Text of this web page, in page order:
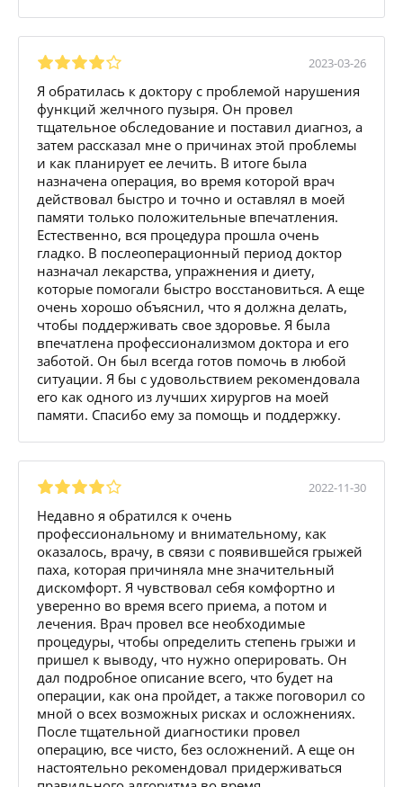
2023-03-26
Я обратилась к доктору с проблемой нарушения
функций желчного пузыря. Он провел
тщательное обследование и поставил диагноз, а
затем рассказал мне о причинах этой проблемы
и как планирует ее лечить. В итоге была
назначена операция, во время которой врач
действовал быстро и точно и оставлял в моей
памяти только положительные впечатления.
Естественно, вся процедура прошла очень
гладко. В послеоперационный период доктор
назначал лекарства, упражнения и диету,
которые помогали быстро восстановиться. А еще
очень хорошо объяснил, что я должна делать,
чтобы поддерживать свое здоровье. Я была
впечатлена профессионализмом доктора и его
заботой. Он был всегда готов помочь в любой
ситуации. Я бы с удовольствием рекомендовала
его как одного из лучших хирургов на моей
памяти. Спасибо ему за помощь и поддержку.
2022-11-30
Недавно я обратился к очень
профессиональному и внимательному, как
оказалось, врачу, в связи с появившейся грыжей
паха, которая причиняла мне значительный
дискомфорт. Я чувствовал себя комфортно и
уверенно во время всего приема, а потом и
лечения. Врач провел все необходимые
процедуры, чтобы определить степень грыжи и
пришел к выводу, что нужно оперировать. Он
дал подробное описание всего, что будет на
операции, как она пройдет, а также поговорил со
мной о всех возможных рисках и осложнениях.
После тщательной диагностики провел
операцию, все чисто, без осложнений. А еще он
настоятельно рекомендовал придерживаться